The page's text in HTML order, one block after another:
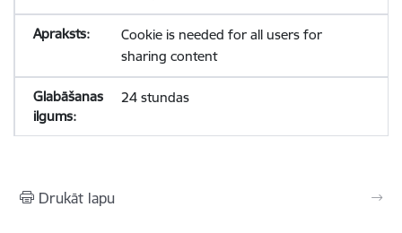
Cookie is needed for all users for
sharing content
24 stundas
Drukāt lapu